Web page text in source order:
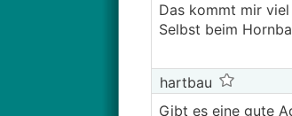
Das kommt mir
Selbst beim
hartbau
Gibt es eine gute